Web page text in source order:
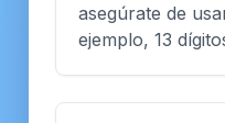
asegúrate de
ejemplo, 13